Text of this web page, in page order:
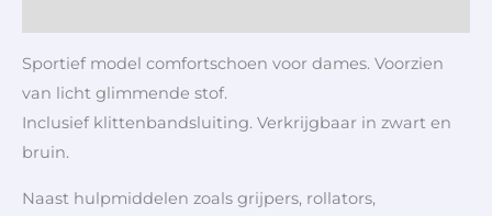
Sportief model comfortschoen voor dames. Voorzien
van licht glimmende stof.
Inclusief klittenbandsluiting. Verkrijgbaar in zwart en
bruin.
Naast hulpmiddelen zoals grijpers, rollators,